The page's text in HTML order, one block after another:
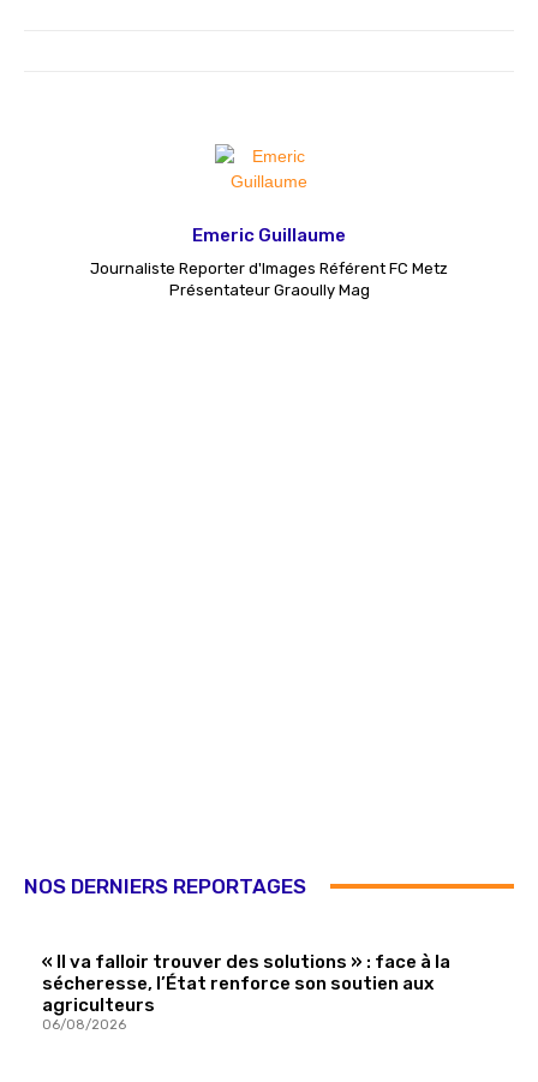
Emeric Guillaume
Journaliste Reporter d'Images Référent FC Metz
Présentateur Graoully Mag
NOS DERNIERS REPORTAGES
« Il va falloir trouver des solutions » : face à la
sécheresse, l’État renforce son soutien aux
agriculteurs
06/08/2026